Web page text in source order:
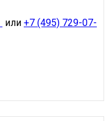
или +7 (495) 729-07-